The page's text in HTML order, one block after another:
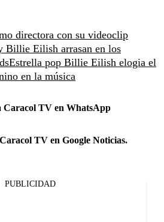
directora con su videoclip
Billie Eilish arrasan en los
Estrella pop Billie Eilish elogia el
en la música
Caracol TV en WhatsApp
TV en Google Noticias.
PUBLICIDAD